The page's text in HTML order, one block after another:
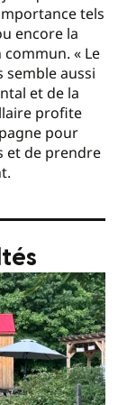
tels
encore la
« Le
semble aussi
et de la
profite
pour
et de prendre